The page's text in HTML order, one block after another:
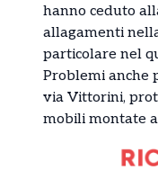
hanno ceduto
allagamenti
particolare nel
Problemi anche
via Vittorini,
mobili montate